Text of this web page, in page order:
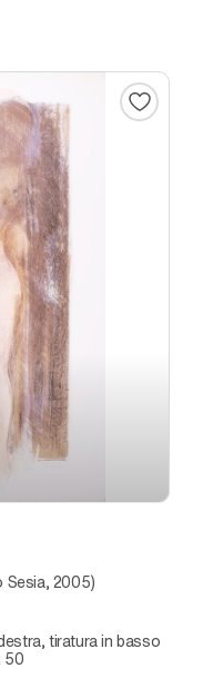
Sesia, 2005)
50